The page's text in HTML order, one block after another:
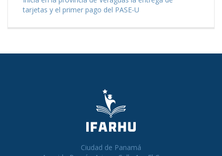
tarjetas y el primer pago del PASE-U
Ciudad de Panamá